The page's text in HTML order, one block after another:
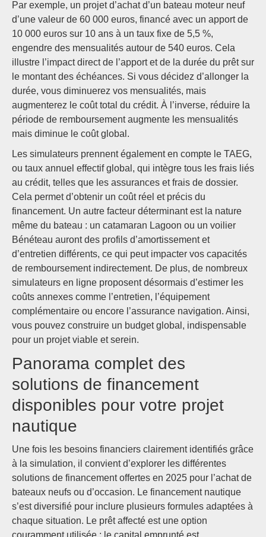
Par exemple, un projet d’achat d’un bateau moteur neuf
d’une valeur de 60 000 euros, financé avec un apport de
10 000 euros sur 10 ans à un taux fixe de 5,5 %,
engendre des mensualités autour de 540 euros. Cela
illustre l’impact direct de l’apport et de la durée du prêt sur
le montant des échéances. Si vous décidez d’allonger la
durée, vous diminuerez vos mensualités, mais
augmenterez le coût total du crédit. À l’inverse, réduire la
période de remboursement augmente les mensualités
mais diminue le coût global.
Les simulateurs prennent également en compte le TAEG,
ou taux annuel effectif global, qui intègre tous les frais liés
au crédit, telles que les assurances et frais de dossier.
Cela permet d’obtenir un coût réel et précis du
financement. Un autre facteur déterminant est la nature
même du bateau : un catamaran Lagoon ou un voilier
Bénéteau auront des profils d’amortissement et
d’entretien différents, ce qui peut impacter vos capacités
de remboursement indirectement. De plus, de nombreux
simulateurs en ligne proposent désormais d’estimer les
coûts annexes comme l’entretien, l’équipement
complémentaire ou encore l’assurance navigation. Ainsi,
vous pouvez construire un budget global, indispensable
pour un projet viable et serein.
Panorama complet des
solutions de financement
disponibles pour votre projet
nautique
Une fois les besoins financiers clairement identifiés grâce
à la simulation, il convient d’explorer les différentes
solutions de financement offertes en 2025 pour l’achat de
bateaux neufs ou d’occasion. Le financement nautique
s’est diversifié pour inclure plusieurs formules adaptées à
chaque situation. Le prêt affecté est une option
couramment utilisée ; le capital emprunté est